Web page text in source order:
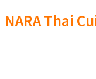
NARA Thai